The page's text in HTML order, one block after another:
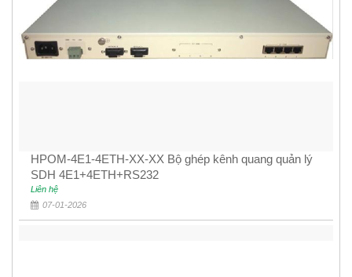
HPOM-4E1-4ETH-XX-XX Bộ ghép kênh quang quản lý
SDH 4E1+4ETH+RS232
Liên hệ
07-01-2026